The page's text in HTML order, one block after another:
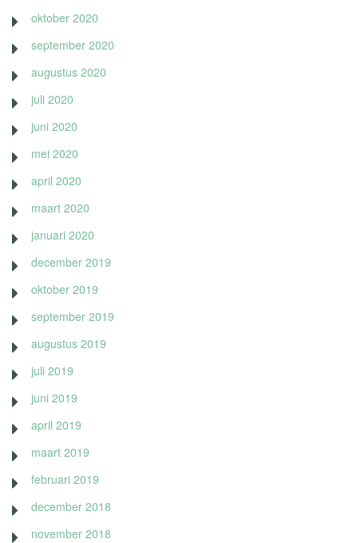
oktober 2020
september 2020
augustus 2020
juli 2020
juni 2020
mei 2020
april 2020
maart 2020
januari 2020
december 2019
oktober 2019
september 2019
augustus 2019
juli 2019
juni 2019
april 2019
maart 2019
februari 2019
december 2018
november 2018